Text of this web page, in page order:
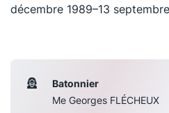
décembre 1989–13
Batonnier
Me Georges FLÉCHEUX
Le Concours de la Conférence
La Petite Conférence